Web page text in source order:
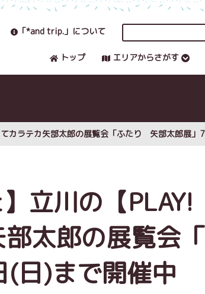
「*and trip.」について
トップ エリアからさがす
てカラテカ矢部太郎の展覧会「ふたり 矢部太郎展
立川の【PLAY!
太郎の展覧会
日)まで開催中